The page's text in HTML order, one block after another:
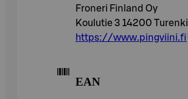
Froneri Finland Oy
Koulutie 3 14200 Turenki
https://www.pingviini.fi
EAN